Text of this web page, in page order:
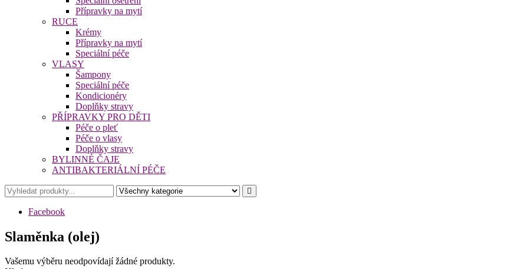
Přípravky na mytí
RUCE
Krémy
Přípravky na mytí
Speciální péče
VLASY
Šampony
Speciální péče
Kondicionéry
Doplňky stravy
PŘÍPRAVKY PRO DĚTI
Péče o pleť
Péče o vlasy
Doplňky stravy
BYLINNÉ ČAJE
ANTIBAKTERIÁLNÍ PÉČE
Facebook
Slaměnka (olej)
Vašemu výběru neodpovídají žádné produkty.